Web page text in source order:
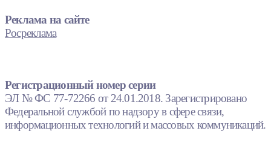
Реклама на сайте
Росреклама
Регистрационный номер серии
ЭЛ № ФС 77-72266 от 24.01.2018. Зарегистрировано
Федеральной службой по надзору в сфере связи,
информационных технологий и массовых коммуникаций.